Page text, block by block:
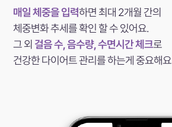
매일 체중을 입력하면 최대 2개월 간의
체중변화 추세를 확인 할 수 있어요.
그 외 걸음 수, 음수량, 수면시간 체크로
건강한 다이어트 관리를 하는게 중요해요